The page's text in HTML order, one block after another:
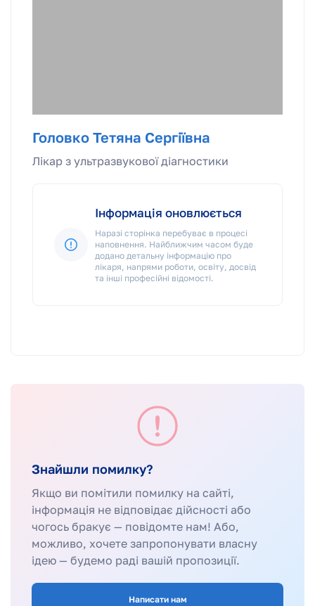
Головко Тетяна Сергіївна
Лікар з ультразвукової діагностики
Інформація оновлюється
Наразі сторінка перебуває в процесі
наповнення. Найближчим часом буде
додано детальну інформацію про
лікаря, напрями роботи, освіту, досвід
та інші професійні відомості.
Знайшли помилку?
Якщо ви помітили помилку на сайті,
інформація не відповідає дійсності або
чогось бракує — повідомте нам! Або,
можливо, хочете запропонувати власну
ідею — будемо раді вашій пропозиції.
Написати нам